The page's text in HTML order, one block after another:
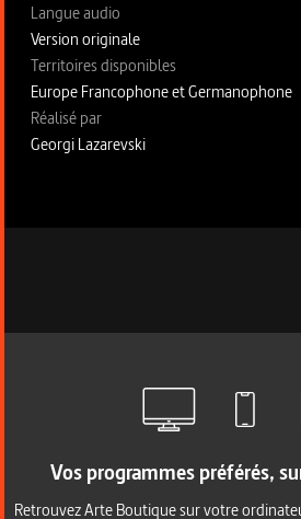
Langue audio
Version originale
Territoires disponibles
Europe Francophone et Germanophone
Fiche technique section droite
Réalisé par
Georgi Lazarevski
Vos programmes préférés,
Retrouvez Arte Boutique sur votre